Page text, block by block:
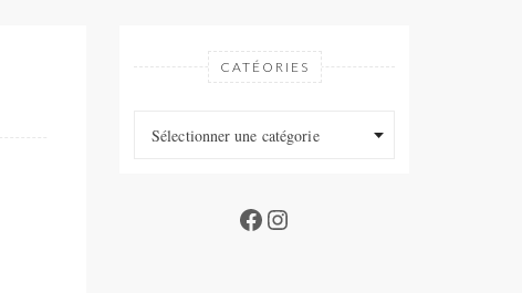
CATÉORIES
Sélectionner une catégorie
Facebook
Instagram